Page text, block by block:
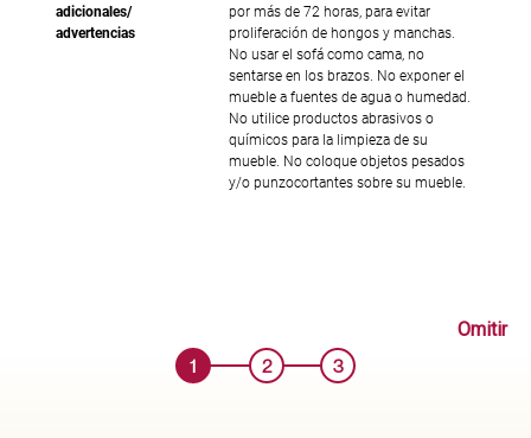
adicionales/
advertencias
por más de 72 horas, para evitar
proliferación de hongos y manchas.
No usar el sofá como cama, no
sentarse en los brazos. No exponer el
mueble a fuentes de agua o humedad.
No utilice productos abrasivos o
químicos para la limpieza de su
mueble. No coloque objetos pesados
y/o punzocortantes sobre su mueble.